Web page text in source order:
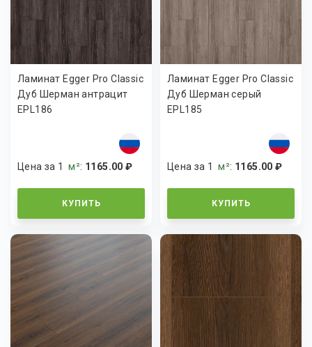
Ламинат Egger Pro Classic
Дуб Шерман антрацит
EPL186
Цена за 1м²: 1165.00 ₽
КУПИТЬ
Ламинат Egger Pro Classic
Дуб Шерман серый
EPL185
Цена за 1м²: 1165.00 ₽
КУПИТЬ